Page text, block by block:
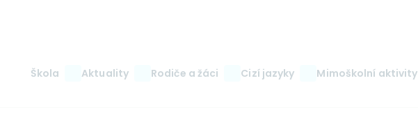
Main
Škola Aktuality Rodiče a žáci Cizí jazyky Mimoškolní aktivity